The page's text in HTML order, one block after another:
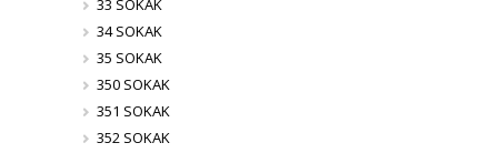
33 SOKAK
34 SOKAK
35 SOKAK
350 SOKAK
351 SOKAK
352 SOKAK